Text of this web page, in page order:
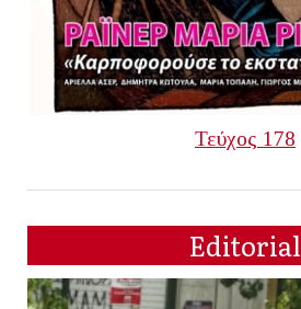
Τεύχος 178
Editorial